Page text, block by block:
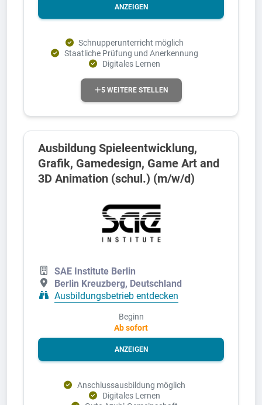
ANZEIGEN
Schnupperunterricht möglich
Staatliche Prüfung und Anerkennung
Digitales Lernen
5 WEITERE STELLEN
Ausbildung Spieleentwicklung,
Grafik, Gamedesign, Game Art and
3D Animation (schul.) (m/w/d)
SAE Institute Berlin
Berlin Kreuzberg, Deutschland
Ausbildungsbetrieb entdecken
Beginn
Ab sofort
ANZEIGEN
Anschlussausbildung möglich
Digitales Lernen